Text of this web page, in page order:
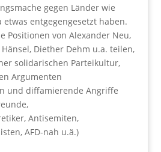
gegen Länder wie
etwas entgegengesetzt haben.
Positionen von Alexander Neu,
Diether Dehm u.a. teilen,
solidarischen Parteikultur,
Argumenten
und diffamierende Angriffe
Antisemiten,
AFD-nah u.ä.)